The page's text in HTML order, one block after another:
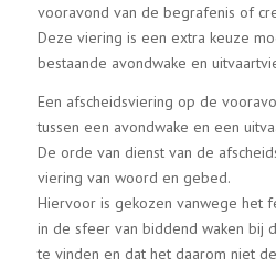
vooravond van de begrafenis of
Deze viering is een extra keuze
bestaande avondwake en
Een afscheidsviering op de
tussen een avondwake en een
De orde van dienst van de
viering van woord en gebed.
Hiervoor is gekozen vanwege het
in de sfeer van biddend waken bij
te vinden en dat het daarom niet